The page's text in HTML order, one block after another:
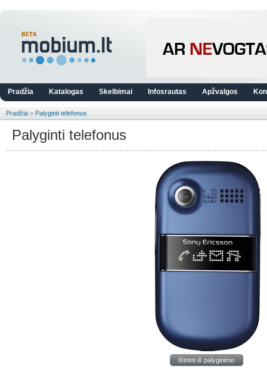
Pradžia Katalogas Skelbimai Infosrautas Apžvalgos
Pradžia > Palyginti telefonus
Palyginti telefonus
Ištrinti iš palyginimo